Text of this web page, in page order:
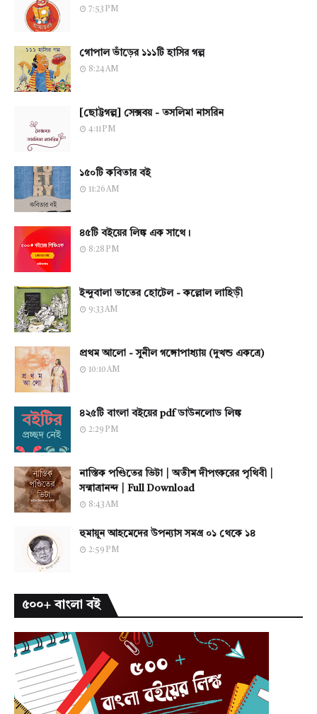
7:53 PM
গোপাল ভাঁড়ের ১১১টি হাসির গল্প
8:24 AM
[ছোট্টগল্প] সেক্সবয় - তসলিমা নাসরিন
4:11 PM
১৫০টি কবিতার বই
11:26 AM
৪৫টি বইয়ের লিঙ্ক এক সাথে।
8:28 PM
ইন্দুবালা ভাতের হোটেল - কল্লোল লাহিড়ী
9:33 AM
প্রথম আলো - সুনীল গঙ্গোপাধ্যায় (দুখন্ড একত্রে)
10:10 AM
৪২৫টি বাংলা বইয়ের pdf ডাউনলোড লিঙ্ক
2:29 PM
নাস্তিক পণ্ডিতের ভিটা | অতীশ দীপংকরের পৃথিবী |
সন্মাত্রানন্দ | Full Download
8:43 AM
হুমায়ূন আহমেদের উপন্যাস সমগ্র ০১ থেকে ১৪
2:59 PM
৫০০+ বাংলা বই